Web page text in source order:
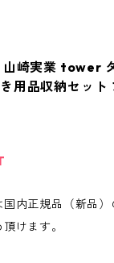
山崎実業 tower
用品収納セット
内正規品（新品
けます。